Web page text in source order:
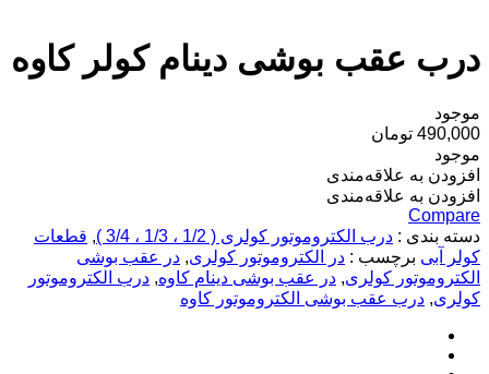
درب عقب بوشی دینام کولر کاوه
موجود
490,000 تومان
موجود
افزودن به علاقه‌مندی
افزودن به علاقه‌مندی
Compare
دسته بندی : درب الکتروموتور کولری ( 1/2 ، 1/3 ، 3/4 ) , قطعات
کولر آبی برچسب : در الکتروموتور کولری, در عقب بوشی
الکتروموتور کولری, در عقب بوشی دینام کاوه, درب الکتروموتور
کولری, درب عقب بوشی الکتروموتور کاوه